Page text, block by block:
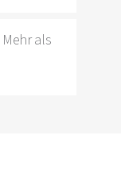
Mehr als